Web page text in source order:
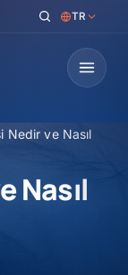
TR
Nedir ve Nasıl
Nasıl